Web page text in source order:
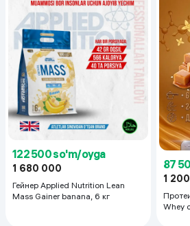
122 500 so'm/oyga
1 680 000
Гейнер Applied Nutrition Lean
Mass Gainer banana, 6 кг
87
1
Whey